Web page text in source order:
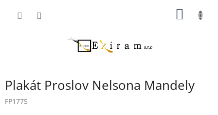
Plakát Proslov Nelsona Mandely
FP1775